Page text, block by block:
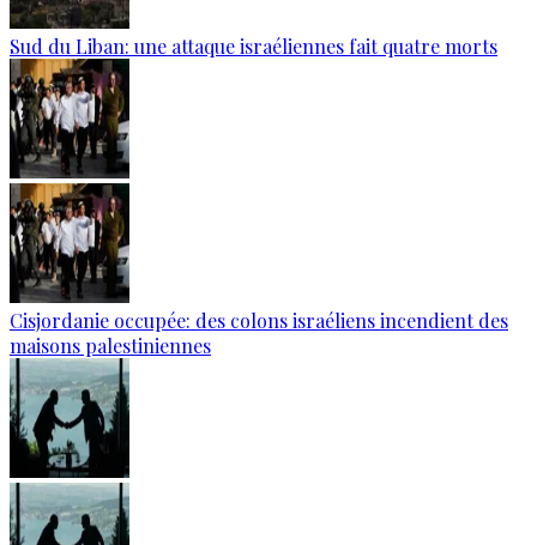
Sud du Liban: une attaque israéliennes fait quatre morts
Cisjordanie occupée: des colons israéliens incendient des
maisons palestiniennes